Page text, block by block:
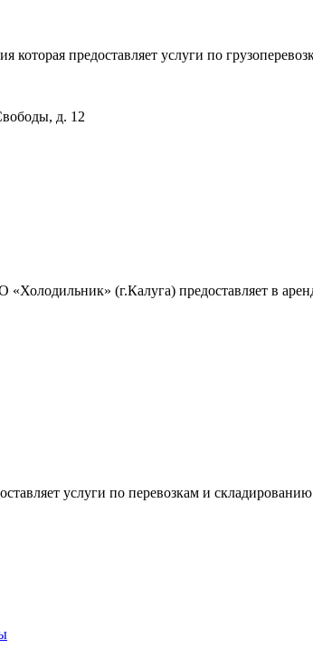
предоставляет услуги по
д. 12
(г.Калуга) предоставляет в
услуги по перевозкам и